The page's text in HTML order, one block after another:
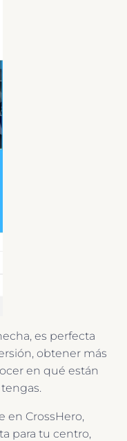
es perfecta
obtener más
en qué están
en CrossHero,
para tu centro,